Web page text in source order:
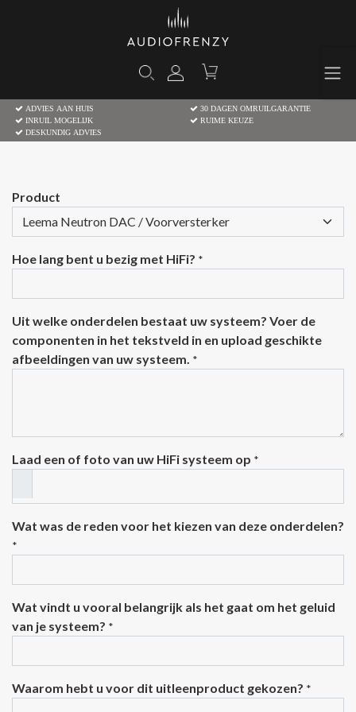
ADVIES AAN HUIS
30 DAGEN OMRUILGARANTIE
INRUIL MOGELIJK
RUIME KEUZE
DESKUNDIG ADVIES
Product
Hoe lang bent u bezig met HiFi? *
Uit welke onderdelen bestaat uw systeem? Voer de
componenten in het tekstveld in en upload geschikte
afbeeldingen van uw systeem. *
Laad een of foto van uw HiFi systeem op *
Wat was de reden voor het kiezen van deze onderdelen?
*
Wat vindt u vooral belangrijk als het gaat om het geluid
van je systeem? *
Waarom hebt u voor dit uitleenproduct gekozen? *